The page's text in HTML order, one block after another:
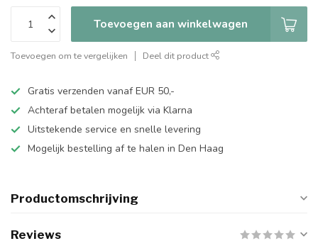
Toevoegen aan winkelwagen
Toevoegen om te vergelijken Deel dit product
Gratis verzenden vanaf EUR 50,-
Achteraf betalen mogelijk via Klarna
Uitstekende service en snelle levering
Mogelijk bestelling af te halen in Den Haag
Productomschrijving
Reviews